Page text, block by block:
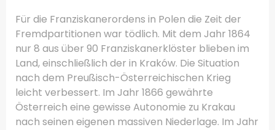
Für die Franziskanerordens in Polen die Zeit der
Fremdpartitionen war tödlich. Mit dem Jahr 1864
nur 8 aus über 90 Franziskanerklöster blieben im
Land, einschließlich der in Kraków. Die Situation
nach dem Preußisch-Österreichischen Krieg
leicht verbessert. Im Jahr 1866 gewährte
Österreich eine gewisse Autonomie zu Krakau
nach seinen eigenen massiven Niederlage. Im Jahr